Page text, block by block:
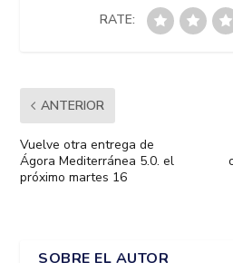
RATE:
ANTERIOR
Vuelve otra entrega de
Ágora Mediterránea 5.0. el
próximo martes 16
SOBRE EL AUTOR